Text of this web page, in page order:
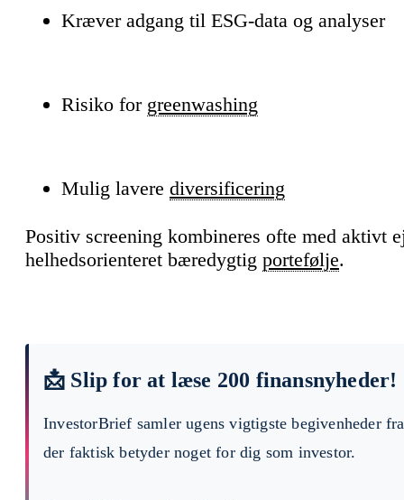
Kræver adgang til ESG-data og analyser
Risiko for greenwashing
Mulig lavere diversificering
Positiv screening kombineres ofte med aktivt
helhedsorienteret bæredygtig portefølje.
📩 Slip for at læse 200 finansnyheder!
InvestorBrief samler ugens vigtigste begivenheder
der faktisk betyder noget for dig som investor.